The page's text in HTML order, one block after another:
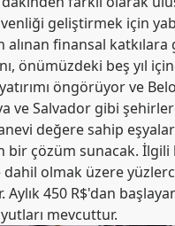
geliştirmek için
alınan finansal
önümüzdeki beş yıl
öngörüyor ve
ve Salvador gibi
değere sahip
bir çözüm sunacak.
olmak üzere
Aylık 450 R$'dan
mevcuttur.